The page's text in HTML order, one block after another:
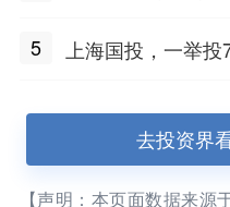
5
上海国投，一举投
去投资界
【声明：本页面数据来